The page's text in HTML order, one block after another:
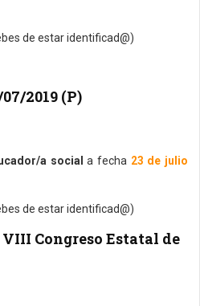
de estar identificad@)
2019 (P)
a social a fecha 23 de julio
de estar identificad@)
Congreso Estatal de